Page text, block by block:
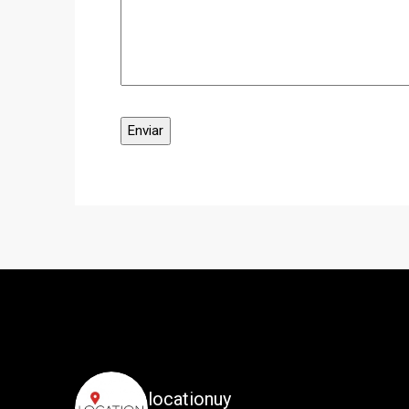
locationuy